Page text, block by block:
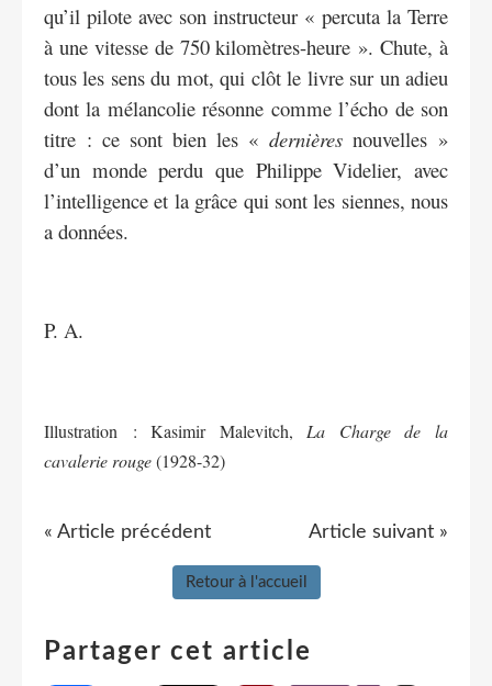
qu’il pilote avec son instructeur « percuta la Terre
à une vitesse de 750 kilomètres-heure ». Chute, à
tous les sens du mot, qui clôt le livre sur un adieu
dont la mélancolie résonne comme l’écho de son
titre : ce sont bien les « dernières nouvelles »
d’un monde perdu que Philippe Videlier, avec
l’intelligence et la grâce qui sont les siennes, nous
a données.
P. A.
Illustration : Kasimir Malevitch, La Charge de la
cavalerie rouge(1928-32)
« Article précédent Article suivant »
Retour à l'accueil
Partager cet article